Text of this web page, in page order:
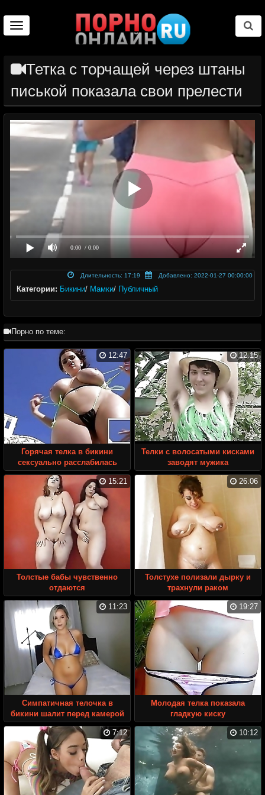
Toggle
navigation
Тетка с торчащей через штаны
писькой показала свои прелести
0:00 / 0:00
Длительность: 17:19 Добавлено: 2022-01-27 00:00:00
Категории: Бикини/ Мамки/ Публичный
Порно по теме:
12:47
Горячая телка в бикини
сексуально расслабилась
12:15
Телки с волосатыми кисками
заводят мужика
15:21
Толстые бабы чувственно
отдаются
26:06
Толстухе полизали дырку и
трахнули раком
11:23
Симпатичная телочка в
бикини шалит перед камерой
19:27
Молодая телка показала
гладкую киску
7:12 10:12